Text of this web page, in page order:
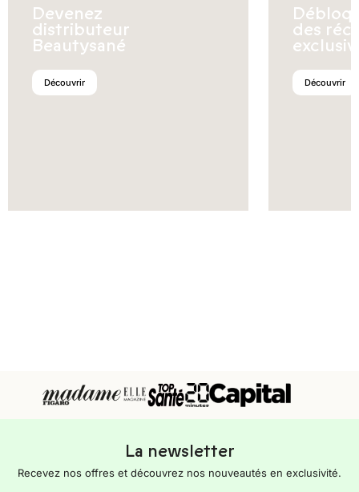
Devenez
distributeur
Beautysané
Découvrir
des
Découvrir
La newsletter
Recevez nos offres et découvrez nos nouveautés en exclusivité.